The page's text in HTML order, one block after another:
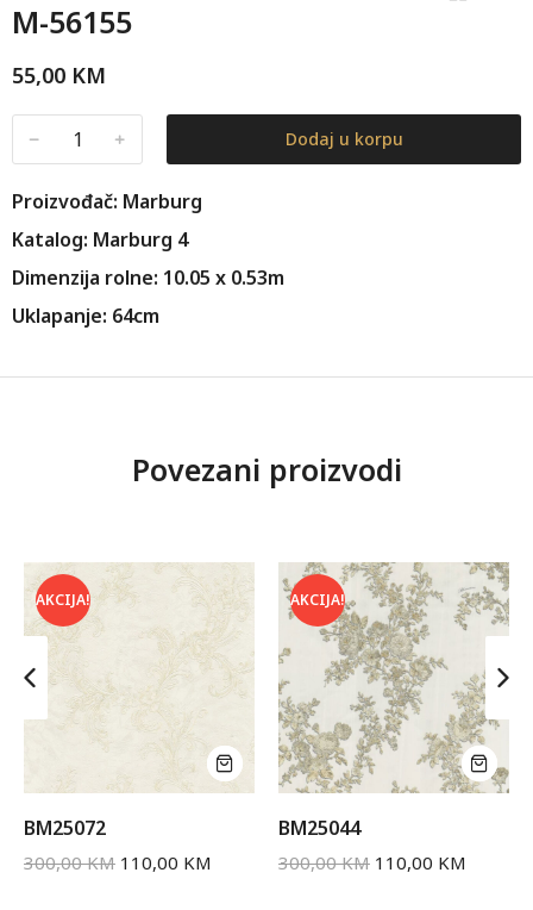
M-56155
55,00 KM
﹣ ﹢ Dodaj u korpu
Proizvođač: Marburg
Katalog: Marburg 4
Dimenzija rolne: 10.05 x 0.53m
Uklapanje: 64cm
Povezani proizvodi
AKCIJA!
BM25072
300,00KM 110,00 KM
AKCIJA!
BM25044
300,00KM 110,00 KM